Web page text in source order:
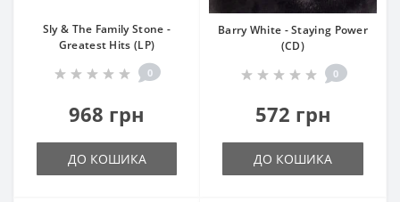
Sly & The Family Stone -
Greatest Hits (LP)
0
968 грн
ДО КОШИКА
Barry White - Staying Power
(CD)
0
572 грн
ДО КОШИКА